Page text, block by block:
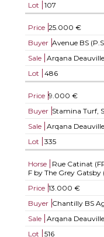
Lot
107
Price 25.000 €
Buyer Avenue BS
Sale
Arqana
Lot
486
Price 9.000 €
Buyer Stamina Turf,
Sale
Arqana
Lot
335
Horse
Rue Catinat
F by The Grey Gatsby
Price 13.000 €
Buyer Chantilly BS
Sale
Arqana
Lot
516